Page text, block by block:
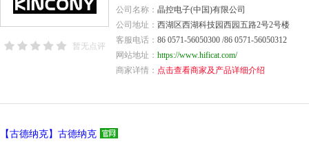
暂无点评
公司名称：晶控电子(中国)有限公司
公司地址：西湖区西湖科技园西园五路2号2号楼
客服电话：86 0571-56050300 /86 0571-56050312
网站地址：https://www.hificat.com/
商家详情： 点击查看商家及产品详细介绍
【古德纳克】古德纳克